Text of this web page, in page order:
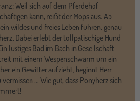
Weil sich auf dem Pferdehof
kann, reißt der Mops aus. Ab
wildes und freies Leben führen, genau
Dabei erlebt der tollpatischige Hund
lustiges Bad im Bach in Gesellschaft
mit einem Wespenschwarm um ein
ein Gewitter aufzieht, beginnt Herr
vermissen … Wie gut, dass Ponyherz sich